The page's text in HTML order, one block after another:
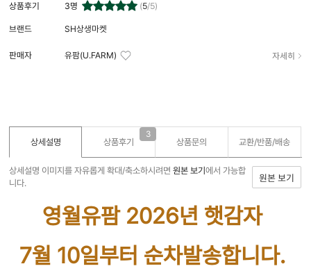
상품후기 3명 (5/5)
브랜드 SH상생마켓
판매자 유팜(U.FARM) 자세히
상세설명 상품후기
3
상품문의 교환/반품/배송
상세설명 이미지를 자유롭게 확대/축소하시려면원본 보기에서 가능합
니다.
원본 보기
영월유팜 2026년 햇감자
7월 10일부터 순차발송합니다.